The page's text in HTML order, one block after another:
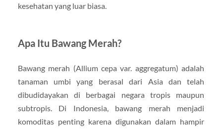
kesehatan yang luar biasa.
Apa Itu Bawang Merah?
Bawang merah (Allium cepa var. aggregatum) adalah
tanaman umbi yang berasal dari Asia dan telah
dibudidayakan di berbagai negara tropis maupun
subtropis. Di Indonesia, bawang merah menjadi
komoditas penting karena digunakan dalam hampir